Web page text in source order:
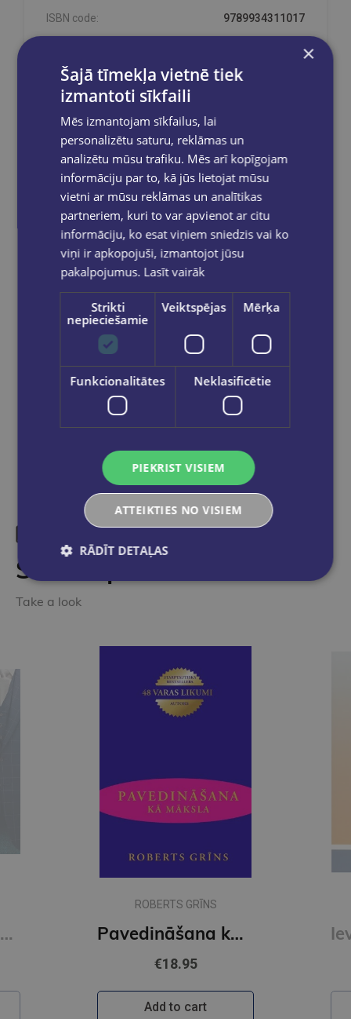
ISBN code: 9789934311017
Product available in stock!
Product available in stock - description
Discount on full price items. Discounts cannot
be combined!
Orders are processed on weekdays from
10:00 to 18:00.
Free delivery
to OMNIVA parcel machines in
Latviafor orders over €40.00
Free delivery to any GLOBUSS bookstore
within 2-5 working days.
Share on social networks:
Similar products
Take a look
Viņš. Veiksmīga vīrieša apģērbs
ROBERTS GRĪNS
Pavedināšana kā māksla
€18.95
Add to cart
×
Šajā tīmekļa vietnē tiek
izmantoti sīkfaili
Mēs izmantojam sīkfailus, lai
personalizētu saturu, reklāmas un
analizētu mūsu trafiku. Mēs arī kopīgojam
informāciju par to, kā jūs lietojat mūsu
vietni ar mūsu reklāmas un analītikas
partneriem, kuri to var apvienot ar citu
informāciju, ko esat viņiem sniedzis vai ko
viņi ir apkopojuši, izmantojot jūsu
pakalpojumus. Lasīt vairāk
Strikti
nepieciešamie
Veiktspējas Mērķa
Funkcionalitātes Neklasificētie
PIEKRIST VISIEM
ATTEIKTIES NO VISIEM
RĀDĪT DETAĻAS